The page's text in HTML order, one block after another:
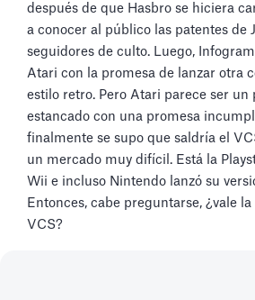
después de que Hasbro se hiciera
a conocer al público las patentes de
seguidores de culto. Luego,
Atari con la promesa de lanzar otra
estilo retro. Pero Atari parece ser un
estancado con una promesa
finalmente se supo que saldría el
un mercado muy difícil. Está la
Wii e incluso Nintendo lanzó su
Entonces, cabe preguntarse, ¿vale la
VCS?